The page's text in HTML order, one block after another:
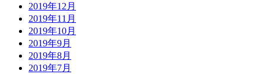
2019年12月
2019年11月
2019年10月
2019年9月
2019年8月
2019年7月